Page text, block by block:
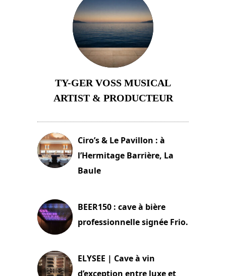
TY-GER VOSS MUSICAL
ARTIST & PRODUCTEUR
Ciro’s & Le Pavillon : à
l’Hermitage Barrière, La
Baule
BEER150 : cave à bière
professionnelle signée Frio.
ELYSEE | Cave à vin
d’exception entre luxe et